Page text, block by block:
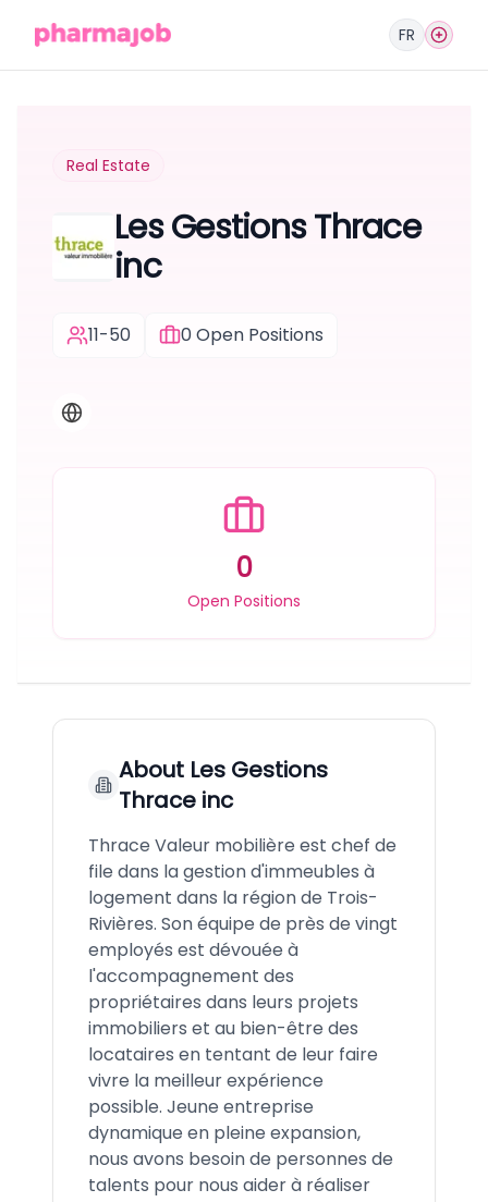
FR
Real Estate
Les Gestions Thrace
inc
11-50 0Open Positions
0
Open Positions
About Les Gestions
Thrace inc
Thrace Valeur mobilière est chef de
file dans la gestion d'immeubles à
logement dans la région de Trois-
Rivières. Son équipe de près de vingt
employés est dévouée à
l'accompagnement des
propriétaires dans leurs projets
immobiliers et au bien-être des
locataires en tentant de leur faire
vivre la meilleur expérience
possible. Jeune entreprise
dynamique en pleine expansion,
nous avons besoin de personnes de
talents pour nous aider à réaliser